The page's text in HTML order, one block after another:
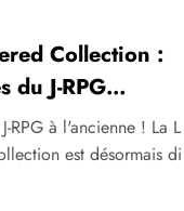
Collection :
du J-RPG
RPG à l'ancienne ! La L
est désormais di